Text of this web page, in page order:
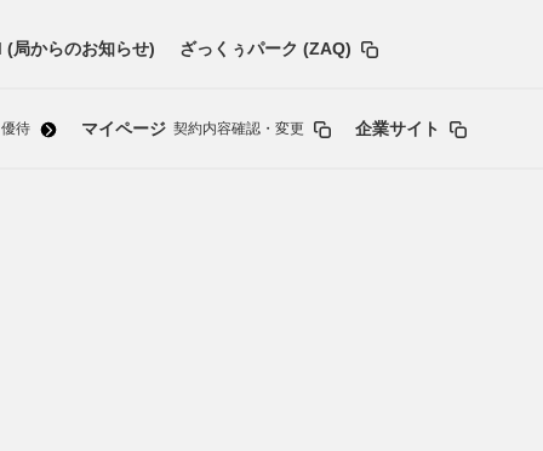
局からのお知らせ) ざっくぅパーク (ZAQ)
待 マイページ 契約内容確認・変更 企業サイト